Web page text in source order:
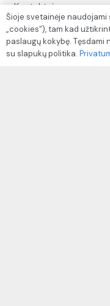
Kontaktai
Privatumo politika
Pinigų ir prekių
Šioje svetainėje naudojami
„cookies“), tam kad
paslaugų kokybę. Tęsdami
su slapukų politika.